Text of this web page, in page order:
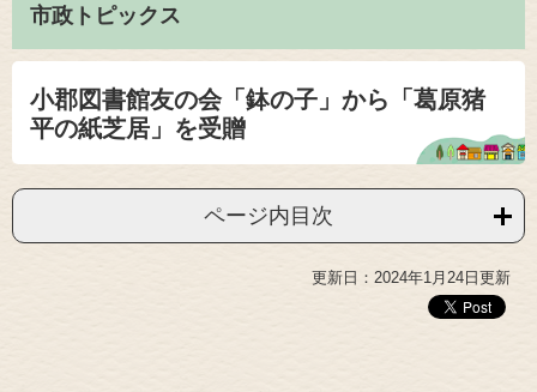
市政トピックス
小郡図書館友の会「鉢の子」から「葛原猪
平の紙芝居」を受贈
ページ内目次
更新日：2024年1月24日更新